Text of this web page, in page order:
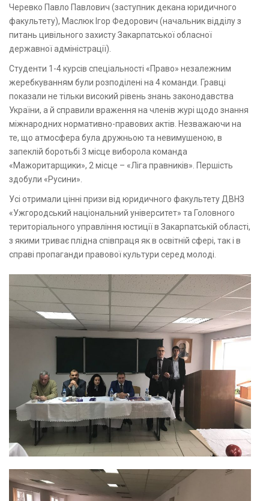
Черевко Павло Павлович (заступник декана юридичного
факультету), Маслюк Ігор Федорович (начальник відділу з
питань цивільного захисту Закарпатської обласної
державної адміністрації).
Студенти 1-4 курсів спеціальності «Право» незалежним
жеребкуванням були розподілені на 4 команди. Гравці
показали не тільки високий рівень знань законодавства
України, а й справили враження на членів журі щодо знання
міжнародних нормативно-правових актів. Незважаючи на
те, що атмосфера була дружньою та невимушеною, в
запеклій боротьбі 3 місце виборола команда
«Мажоритарщики», 2 місце – «Ліга правників». Першість
здобули «Русини».
Усі отримали цінні призи від юридичного факультету ДВНЗ
«Ужгородський національний університет» та Головного
територіального управління юстиції в Закарпатській області,
з якими триває плідна співпраця як в освітній сфері, так і в
справі пропаганди правової культури серед молоді.